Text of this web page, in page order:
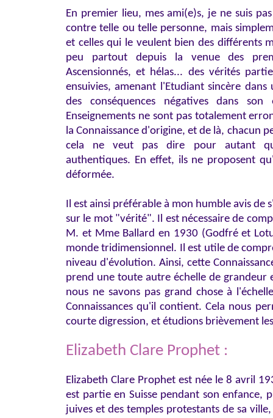
En premier lieu, mes ami(e)s, je ne suis
contre telle ou telle personne, mais
et celles qui le veulent bien des différents
peu partout depuis la venue des
Ascensionnés, et hélas... des vérités
ensuivies, amenant l'Etudiant sincère
des conséquences négatives dans son
Enseignements ne sont pas totalement
la Connaissance d'origine, et de là, chacun
cela ne veut pas dire pour autant
authentiques. En effet, ils ne proposent
déformée.
Il est ainsi préférable à mon humble avis
sur le mot "vérité". Il est nécessaire de
M. et Mme Ballard en 1930 (Godfré et
monde tridimensionnel. Il est utile de
niveau d'évolution. Ainsi, cette
prend une toute autre échelle de
nous ne savons pas grand chose à
Connaissances qu'il contient. Cela nous
courte digression, et étudions brièvement
Elizabeth Clare Prophet :
Elizabeth Clare Prophet est née le 8 avril
est partie en Suisse pendant son enfance,
juives et des temples protestants de sa